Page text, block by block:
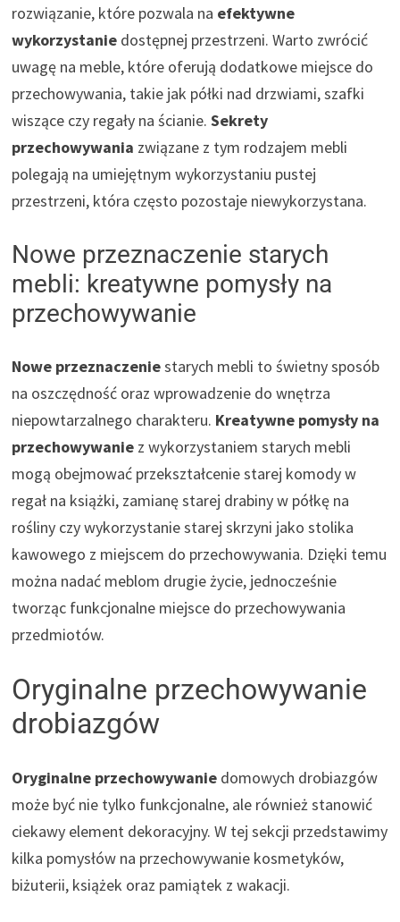
rozwiązanie, które pozwala na efektywne
wykorzystanie dostępnej przestrzeni. Warto zwrócić
uwagę na meble, które oferują dodatkowe miejsce do
przechowywania, takie jak półki nad drzwiami, szafki
wiszące czy regały na ścianie.Sekrety
przechowywania związane z tym rodzajem mebli
polegają na umiejętnym wykorzystaniu pustej
przestrzeni, która często pozostaje niewykorzystana.
Nowe przeznaczenie starych
mebli: kreatywne pomysły na
przechowywanie
Nowe przeznaczeniestarych mebli to świetny sposób
na oszczędność oraz wprowadzenie do wnętrza
niepowtarzalnego charakteru. Kreatywne pomysły na
przechowywanie z wykorzystaniem starych mebli
mogą obejmować przekształcenie starej komody w
regał na książki, zamianę starej drabiny w półkę na
rośliny czy wykorzystanie starej skrzyni jako stolika
kawowego z miejscem do przechowywania. Dzięki temu
można nadać meblom drugie życie, jednocześnie
tworząc funkcjonalne miejsce do przechowywania
przedmiotów.
Oryginalne przechowywanie
drobiazgów
Oryginalne przechowywanie domowych drobiazgów
może być nie tylko funkcjonalne, ale również stanowić
ciekawy element dekoracyjny. W tej sekcji przedstawimy
kilka pomysłów na przechowywanie kosmetyków,
biżuterii, książek oraz pamiątek z wakacji.